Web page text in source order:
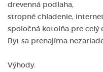
drevenná podlaha,
stropné chladenie,
spoločná kotolňa pre celý
Byt sa prenajíma
Výhody: